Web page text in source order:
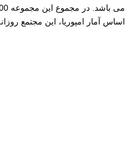
اساس آمار امپوریا، این مجتمع روزانه 25000 نفر بازدیدکننده